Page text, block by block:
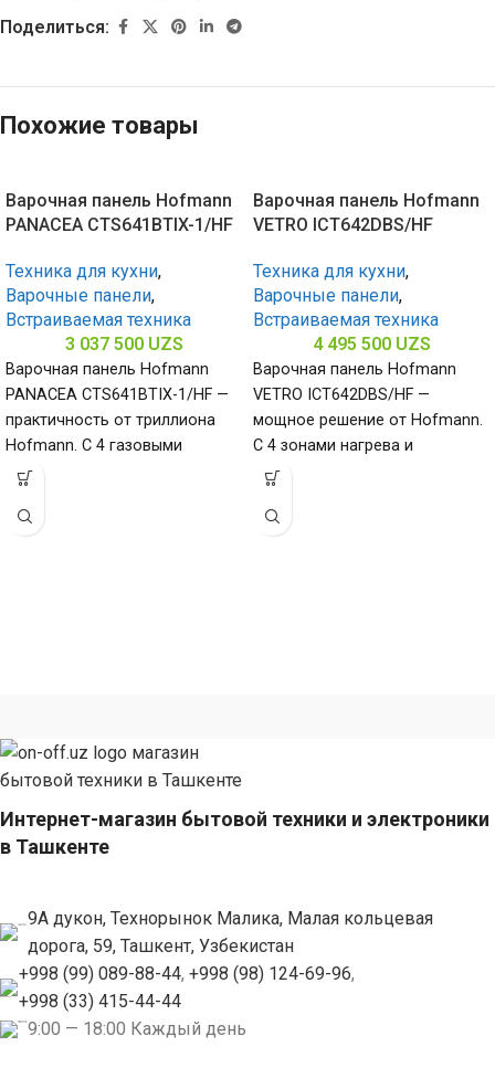
Поделиться:
Похожие товары
Варочная панель Hofmann
PANACEA CTS641BTIX-1/HF
Техника для кухни,
Варочные панели,
Встраиваемая техника
3 037 500 UZS
Варочная панель Hofmann
PANACEA CTS641BTIX-1/HF —
практичность от триллиона
Hofmann. С 4 газовыми
конфорками и поверхностью
(габариты
Варочная панель Hofmann
VETRO ICT642DBS/HF
Техника для кухни,
Варочные панели,
Встраиваемая техника
4 495 500 UZS
Варочная панель Hofmann
VETRO ICT642DBS/HF —
мощное решение от Hofmann.
С 4 зонами нагрева и
стеклокерамической
Интернет-магазин бытовой техники и электроники
в Ташкенте
9А дукон, Технорынок Малика, Малая кольцевая
дорога, 59, Ташкент, Узбекистан
+998 (99) 089-88-44, +998 (98) 124-69-96,
+998 (33) 415-44-44
9:00 — 18:00 Каждый день